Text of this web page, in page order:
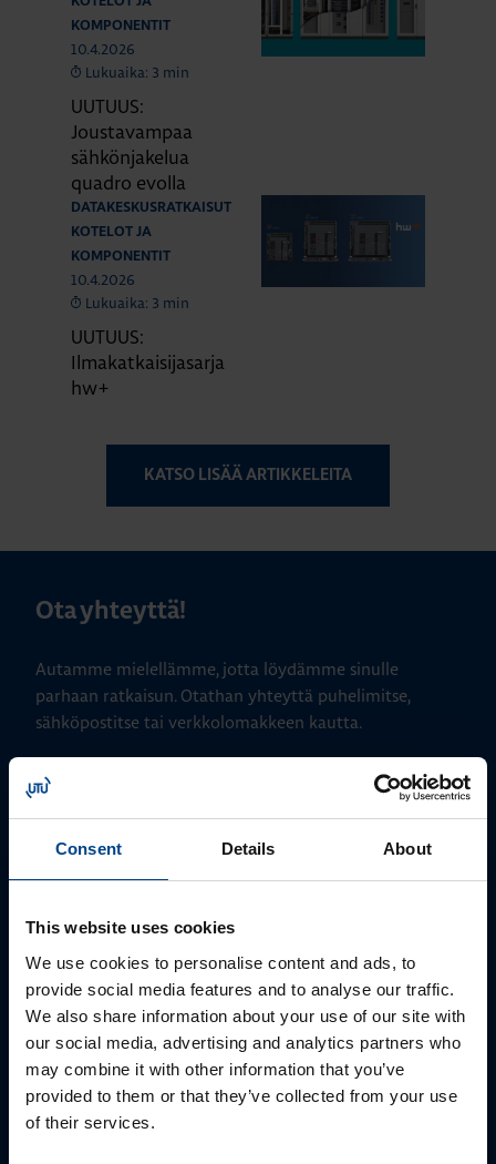
Consent Details About
This website uses cookies
We use cookies to personalise content and ads, to
provide social media features and to analyse our traffic.
We also share information about your use of our site with
our social media, advertising and analytics partners who
may combine it with other information that you’ve
provided to them or that they’ve collected from your use
of their services.
KOMPONENTIT
10.4.2026
Lukuaika: 3 min
UUTUUS:
Joustavampaa
sähkönjakelua
quadro evolla
DATAKESKUSRATKAISUT
KOTELOT JA
KOMPONENTIT
10.4.2026
Lukuaika: 3 min
UUTUUS:
Ilmakatkaisijasarja
hw+
KATSO LISÄÄ ARTIKKELEITA
Ota yhteyttä!
Autamme mielellämme, jotta löydämme sinulle
parhaan ratkaisun. Otathan yhteyttä puhelimitse,
sähköpostitse tai verkkolomakkeen kautta.
ALUEMYYNTIPÄÄLLIKKÖ, LÄNSI-SUOMI
+358 50 596 7006
jussi.pernaa@utu.eu